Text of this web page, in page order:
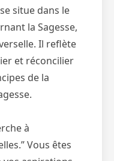
situe dans le
la Sagesse,
Il reflète
et réconcilier
de la
à
Vous êtes